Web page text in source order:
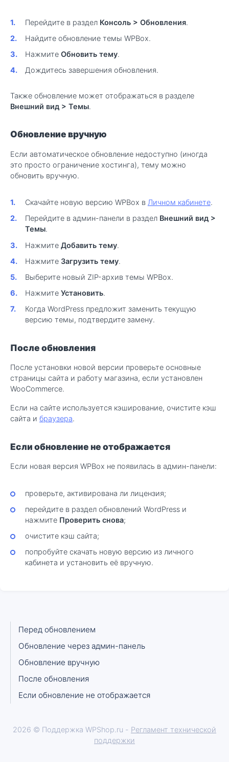
Перейдите в раздел Консоль > Обновления.
Найдите обновление темы WPBox.
Нажмите Обновить тему.
Дождитесь завершения обновления.
Также обновление может отображаться в разделе
Внешний вид > Темы.
Обновление вручную
Если автоматическое обновление недоступно (иногда
это просто ограничение хостинга), тему можно
обновить вручную.
Скачайте новую версию WPBox в Личном кабинете.
Перейдите в админ-панели в раздел Внешний вид >
Темы.
Нажмите Добавить тему.
Нажмите Загрузить тему.
Выберите новый ZIP-архив темы WPBox.
Нажмите Установить.
Когда WordPress предложит заменить текущую
версию темы, подтвердите замену.
После обновления
После установки новой версии проверьте основные
страницы сайта и работу магазина, если установлен
WooCommerce.
Если на сайте используется кэширование, очистите кэш
сайта и браузера.
Если обновление не отображается
Если новая версия WPBox не появилась в админ-панели:
проверьте, активирована ли лицензия;
перейдите в раздел обновлений WordPress и
нажмите Проверить снова;
очистите кэш сайта;
попробуйте скачать новую версию из личного
кабинета и установить её вручную.
Перед обновлением
Обновление через админ-панель
Обновление вручную
После обновления
Если обновление не отображается
2026 © Поддержка WPShop.ru - Регламент технической
поддержки